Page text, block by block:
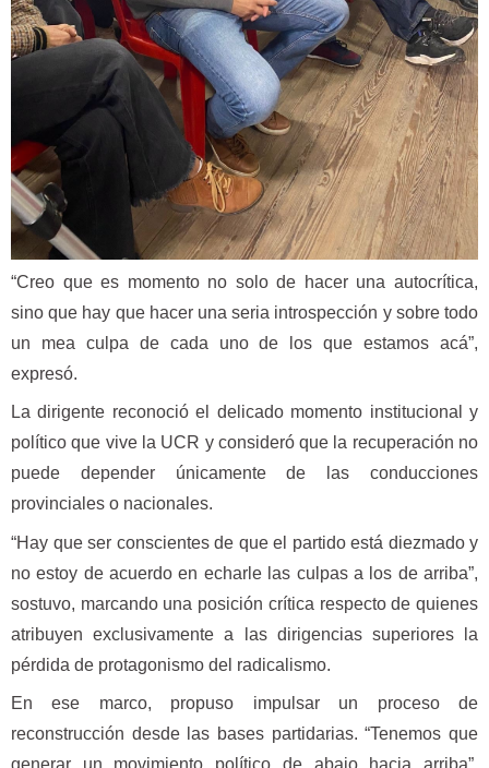
“Creo que es momento no solo de hacer una autocrítica,
sino que hay que hacer una seria introspección y sobre todo
un mea culpa de cada uno de los que estamos acá”,
expresó.
La dirigente reconoció el delicado momento institucional y
político que vive la UCR y consideró que la recuperación no
puede depender únicamente de las conducciones
provinciales o nacionales.
“Hay que ser conscientes de que el partido está diezmado y
no estoy de acuerdo en echarle las culpas a los de arriba”,
sostuvo, marcando una posición crítica respecto de quienes
atribuyen exclusivamente a las dirigencias superiores la
pérdida de protagonismo del radicalismo.
En ese marco, propuso impulsar un proceso de
reconstrucción desde las bases partidarias. “Tenemos que
generar un movimiento político de abajo hacia arriba”,